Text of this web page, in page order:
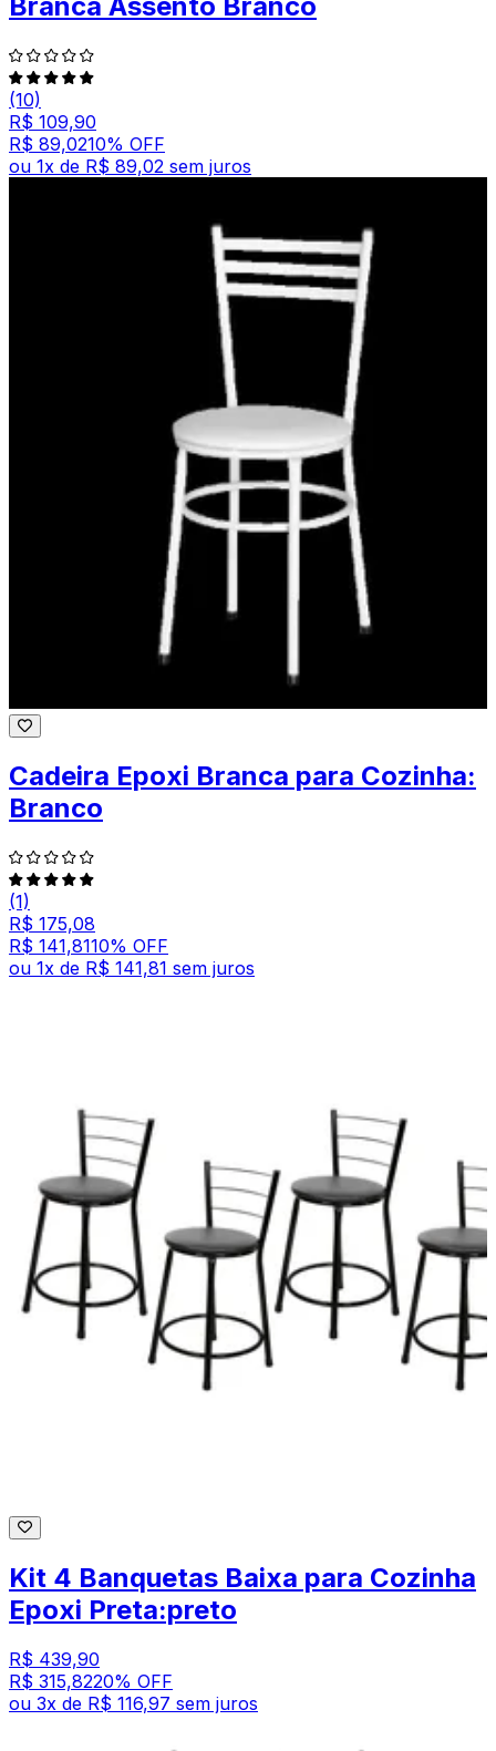
(10)
R$ 109,90
R$ 89,0210% OFF
ou 1x de R$ 89,02 sem juros
Cadeira Epoxi Branca para Cozinha:
Branco
(1)
R$ 175,08
R$ 141,8110% OFF
ou 1x de R$ 141,81 sem juros
Kit 4 Banquetas Baixa para Cozinha
Epoxi Preta:preto
R$ 439,90
R$ 315,8220% OFF
ou 3x de R$ 116,97 sem juros